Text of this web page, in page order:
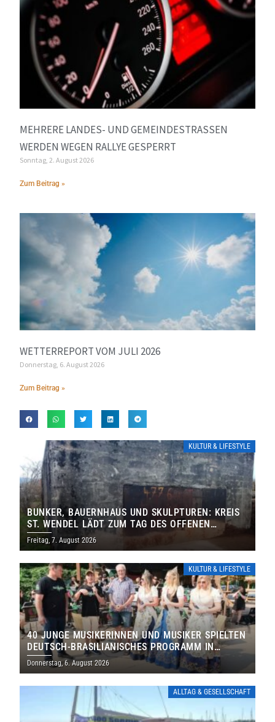
MEHRERE LANDES- UND GEMEINDESTRASSEN W
ERDEN WEGEN RALLYE GESPERRT
Sonntag, 2. August 2026
Zum Beitrag »
WETTERREPORT VOM JULI 2026
Donnerstag, 6. August 2026
Zum Beitrag »
KULTUR & LIFESTYLE
BUNKER, BAUERNHAUS UND SKULPTUREN: KREIS
ST. WENDEL LÄDT ZUM TAG DES OFFENEN
DENKMALS EIN
Freitag, 7. August 2026
KULTUR & LIFESTYLE
40 JUNGE MUSIKERINNEN UND MUSIKER SPIELTEN
DEUTSCH-BRASILIANISCHES PROGRAMM IN
THOLEY
Donnerstag, 6. August 2026
ALLTAG & GESELLSCHAFT